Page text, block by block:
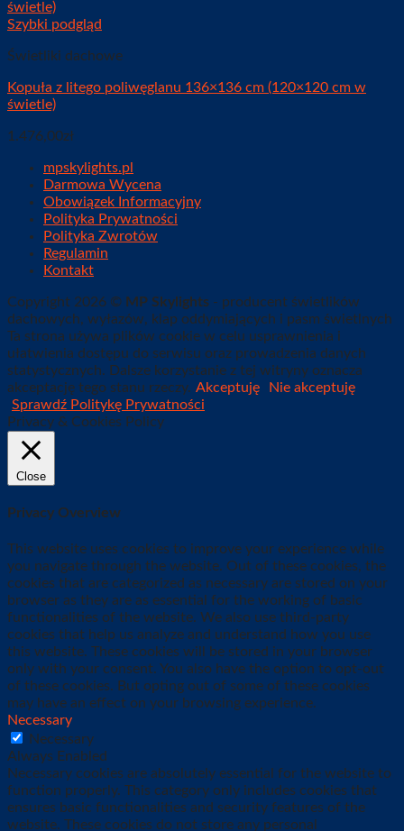
Szybki podgląd
Świetliki dachowe
Kopuła z litego poliwęglanu 136×136 cm (120×120 cm w
świetle)
1.476,00zł
mpskylights.pl
Darmowa Wycena
Obowiązek Informacyjny
Polityka Prywatności
Polityka Zwrotów
Regulamin
Kontakt
Copyright 2026 © MP Skylights - producent świetlików
dachowych, wyłazów, klap oddymiających i pasm świetlnych
Ta strona używa plików cookie w celu usprawnienia i
ułatwienia dostępu do serwisu oraz prowadzenia danych
statystycznych. Dalsze korzystanie z tej witryny oznacza
akceptację tego stanu rzeczy. Akceptuję
Nie akceptuję
Sprawdź Politykę Prywatności
Privacy & Cookies Policy
Close
Privacy Overview
This website uses cookies to improve your experience while
you navigate through the website. Out of these cookies, the
cookies that are categorized as necessary are stored on your
browser as they are as essential for the working of basic
functionalities of the website. We also use third-party
cookies that help us analyze and understand how you use
this website. These cookies will be stored in your browser
only with your consent. You also have the option to opt-out
of these cookies. But opting out of some of these cookies
may have an effect on your browsing experience.
Necessary
Necessary
Always Enabled
Necessary cookies are absolutely essential for the website to
function properly. This category only includes cookies that
ensures basic functionalities and security features of the
website. These cookies do not store any personal